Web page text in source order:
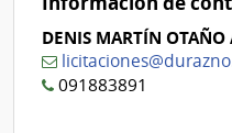
DENIS MARTÍN
091883891